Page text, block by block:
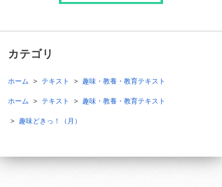
カテゴリ
ホーム テキスト 趣味・教養・教育テキスト
ホーム テキスト 趣味・教養・教育テキスト
趣味どきっ！（月）